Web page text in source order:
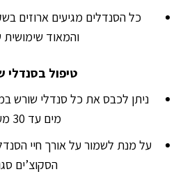
כל הסנדלים מגיעים ארוזים
והמאוד
טיפול בסנדלי
ניתן לכבס את כל סנדלי שורש
מים עד 30 מעלות.
על מנת לשמור על אורך חיי
הסקוצ’ים